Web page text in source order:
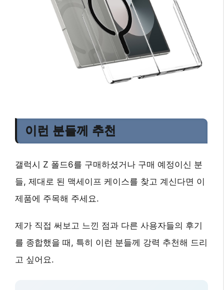
이런 분들께 추천
갤럭시 Z 폴드6를 구매하셨거나 구매 예정이신 분
들, 제대로 된 맥세이프 케이스를 찾고 계신다면 이
제품에 주목해 주세요.
제가 직접 써보고 느낀 점과 다른 사용자들의 후기
를 종합했을 때, 특히 이런 분들께 강력 추천해 드리
고 싶어요.